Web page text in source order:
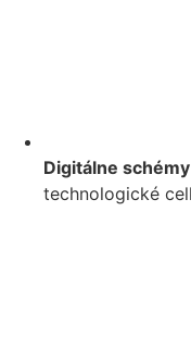
Digitálne schémy
technologické